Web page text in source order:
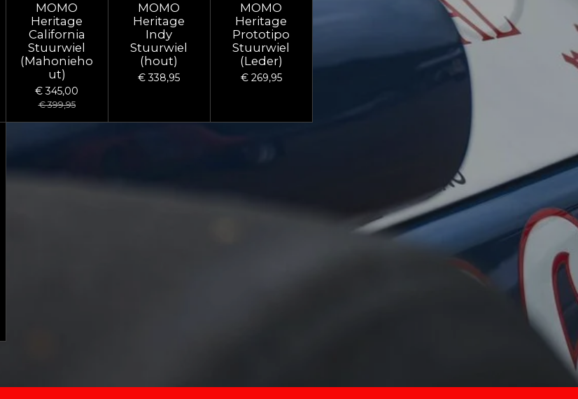
MOMO
Heritage
California
Stuurwiel
(Mahonieho
ut)
€ 345,00
€ 399,95
MOMO
Heritage
Indy
Stuurwiel
(hout)
€ 338,95
MOMO
Heritage
Prototipo
Stuurwiel
(Leder)
€ 269,95